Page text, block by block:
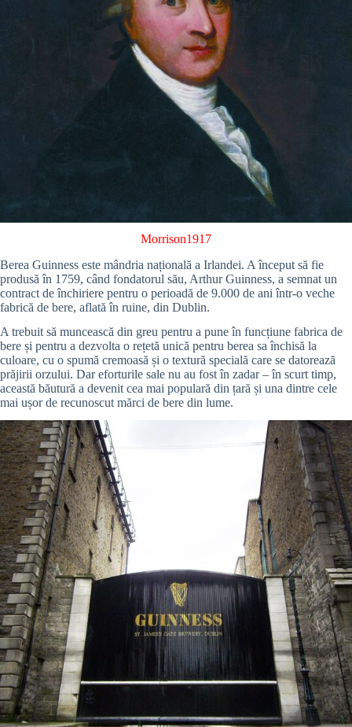
Morrison1917
Berea Guinness este mândria națională a Irlandei. A început să fie
produsă în 1759, când fondatorul său, Arthur Guinness, a semnat un
contract de închiriere pentru o perioadă de 9.000 de ani într-o veche
fabrică de bere, aflată în ruine, din Dublin.
A trebuit să muncească din greu pentru a pune în funcțiune fabrica de
bere și pentru a dezvolta o rețetă unică pentru berea sa închisă la
culoare, cu o spumă cremoasă și o textură specială care se datorează
prăjirii orzului. Dar eforturile sale nu au fost în zadar – în scurt timp,
această băutură a devenit cea mai populară din țară și una dintre cele
mai ușor de recunoscut mărci de bere din lume.